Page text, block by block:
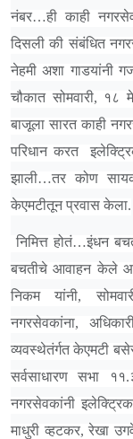
नंबर…ही काही
दिसली की संबंधित
नेहमी अशा गाडयांनी
चौकात सोमवारी, १८
बाजूला सारत काही
परिधान करत
झाली…तर कोण
केएमटीतून प्रवास केला.
निमित्त होतं…इंधन
बचतीचे आवाहन केले आहे.
निकम यांनी,
नगरसेवकांना,
व्यवस्थेतंर्गत केएमटी
सर्वसाधारण सभा
नगरसेवकांनी
माधुरी व्हटकर, रेखा